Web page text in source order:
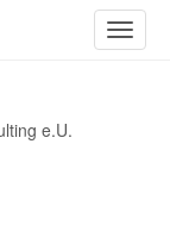
ein-/
e.U.